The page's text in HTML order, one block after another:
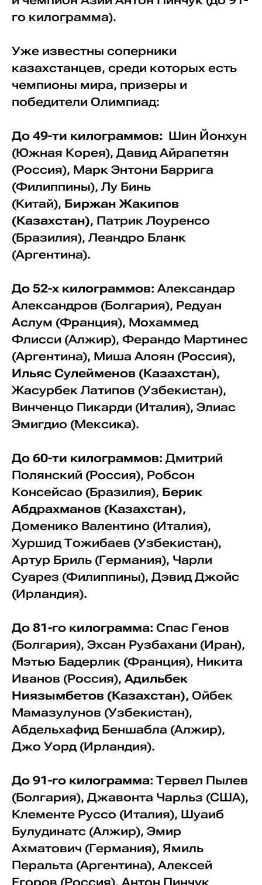
го килограмма).
Уже известны соперники
казахстанцев, среди которых есть
чемпионы мира, призеры и
победители Олимпиад:
До 49-ти килограммов: Шин Йонхун
(Южная Корея), Давид Айрапетян
(Россия), Марк Энтони Баррига
(Филиппины), Лу Бинь
(Китай), Биржан Жакипов
(Казахстан), Патрик Лоуренсо
(Бразилия), Леандро Бланк
(Аргентина).
До 52-х килограммов: Александар
Александров (Болгария), Редуан
Аслум (Франция), Мохаммед
Флисси (Алжир), Ферандо Мартинес
(Аргентина), Миша Алоян (Россия),
Ильяс Сулейменов (Казахстан),
Жасурбек Латипов (Узбекистан),
Винченцо Пикарди (Италия), Элиас
Эмигдио (Мексика).
До 60-ти килограммов: Дмитрий
Полянский (Россия), Робсон
Консейсао (Бразилия), Берик
Абдрахманов (Казахстан),
Доменико Валентино (Италия),
Хуршид Тожибаев (Узбекистан),
Артур Бриль (Германия), Чарли
Суарез (Филиппины), Дэвид Джойс
(Ирландия).
До 81-го килограмма: Спас Генов
(Болгария), Эхсан Рузбахани (Иран),
Мэтью Бадерлик (Франция), Никита
Иванов (Россия), Адильбек
Ниязымбетов (Казахстан), Ойбек
Мамазулунов (Узбекистан),
Абдельхафид Беншабла (Алжир),
Джо Уорд (Ирландия).
До 91-го килограмма: Тервел Пылев
(Болгария), Джавонта Чарльз (США),
Клементе Руссо (Италия), Шуаиб
Булудинатс (Алжир), Эмир
Ахматович (Германия), Ямиль
Перальта (Аргентина), Алексей
Егоров (Россия), Антон Пинчук